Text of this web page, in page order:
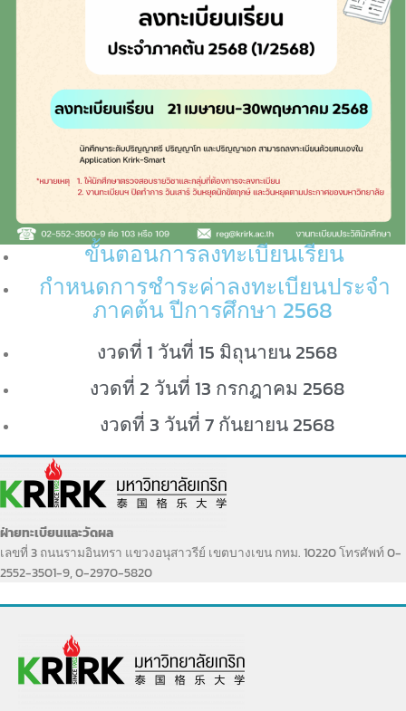
ขั้นตอนการลงทะเบียนเรียน
กำหนดการชำระค่าลงทะเบียนประจำ
ภาคต้น ปีการศึกษา 2568
งวดที่ 1 วันที่ 15 มิถุนายน 2568
งวดที่ 2 วันที่ 13 กรกฎาคม 2568
งวดที่ 3 วันที่ 7 กันยายน 2568
ฝ่ายทะเบียนและวัดผล
เลขที่ 3 ถนนรามอินทรา แขวงอนุสาวรีย์ เขตบางเขน กทม. 10220 โทรศัพท์ 0-
2552-3501-9, 0-2970-5820